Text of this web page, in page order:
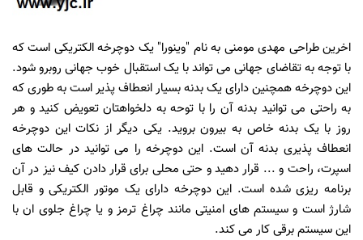
اخرین طراحی مهدی مومنی به نام "وینورا" یک دوچرخه الکتریکی است که
با توجه به تقاضای جهانی می تواند با یک استقبال خوب جهانی روبرو شود.
این دوچرخه همچنین دارای یک بدنه بسیار انعطاف پذیر است به طوری که
به راحتی می توانید بدنه آن را با توحه به دلخواهتان تعویض کنید و هر
روز با یک بدنه خاص به بیرون بروید. یکی دیگر از نکات این دوچرخه
انعطاف پذیری بدنه آن است. این دوچرخه را می توانید در حالت های
اسپرت، راحت و ... قرار دهید و حتی محلی برای قرار دادن کیف نیز در آن
برنامه ریزی شده است. این دوچرخه دارای یک موتور الکتریکی و قابل
شارژ است و سیستم های امنیتی مانند چراغ ترمز و یا چراغ جلوی ان با
این سیستم برقی کار می کند.